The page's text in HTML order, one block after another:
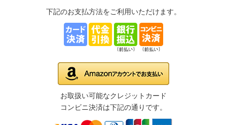
下記のお支払方法をご利用いただけます。
お取扱い可能なクレジットカード
コンビニ決済は下記の通りです。